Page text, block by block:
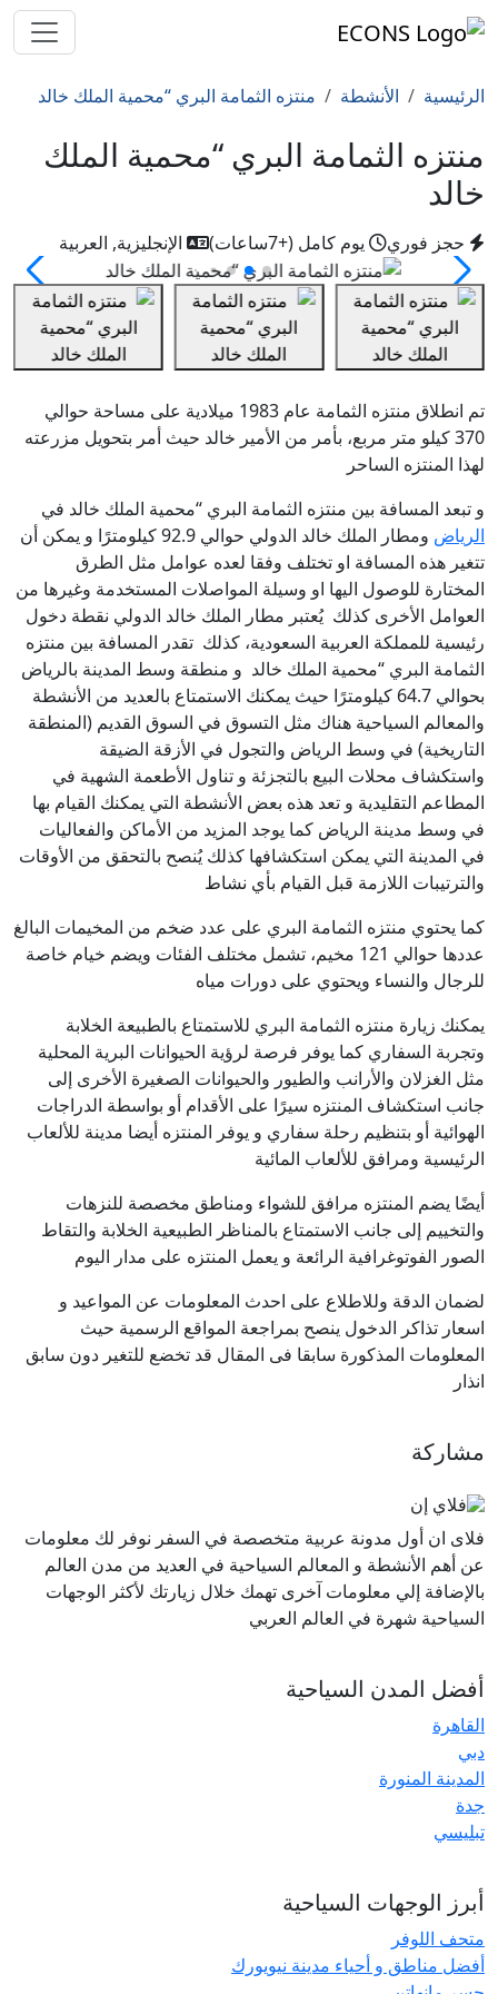
الرئيسية الأنشطة منتزه الثمامة البري “محمية الملك خالد
منتزه الثمامة البري “محمية الملك
خالد
حجز فوري يوم كامل (+7ساعات) الإنجليزية, العربية
تم انطلاق منتزه الثمامة عام 1983 ميلادية على مساحة حوالي
370 كيلو متر مربع، بأمر من الأمير خالد حيث أمر بتحويل مزرعته
لهذا المنتزه الساحر
و تبعد المسافة بين منتزه الثمامة البري “محمية الملك خالد في
الرياض
ومطار الملك خالد الدولي حوالي 92.9 كيلومترًا و يمكن أن
تتغير هذه المسافة او تختلف وفقا لعده عوامل مثل الطرق
المختارة للوصول اليها او وسيلة المواصلات المستخدمة وغيرها من
العوامل الأخرى كذلك يُعتبر مطار الملك خالد الدولي نقطة دخول
رئيسية للمملكة العربية السعودية، كذلك تقدر المسافة بين منتزه
الثمامة البري “محمية الملك خالد و منطقة وسط المدينة بالرياض
بحوالي 64.7 كيلومترًا حيث يمكنك الاستمتاع بالعديد من الأنشطة
والمعالم السياحية هناك مثل التسوق في السوق القديم (المنطقة
التاريخية) في وسط الرياض والتجول في الأزقة الضيقة
واستكشاف محلات البيع بالتجزئة و تناول الأطعمة الشهية في
المطاعم التقليدية و تعد هذه بعض الأنشطة التي يمكنك القيام بها
في وسط مدينة الرياض كما يوجد المزيد من الأماكن والفعاليات
في المدينة التي يمكن استكشافها كذلك يُنصح بالتحقق من الأوقات
والترتيبات اللازمة قبل القيام بأي نشاط
كما يحتوي منتزه الثمامة البري على عدد ضخم من المخيمات البالغ
عددها حوالي 121 مخيم، تشمل مختلف الفئات ويضم خيام خاصة
للرجال والنساء ويحتوي على دورات مياه
يمكنك زيارة منتزه الثمامة البري للاستمتاع بالطبيعة الخلابة
وتجربة السفاري كما يوفر فرصة لرؤية الحيوانات البرية المحلية
مثل الغزلان والأرانب والطيور والحيوانات الصغيرة الأخرى إلى
جانب استكشاف المنتزه سيرًا على الأقدام أو بواسطة الدراجات
الهوائية أو بتنظيم رحلة سفاري و يوفر المنتزه أيضا مدينة للألعاب
الرئيسية ومرافق للألعاب المائية
أيضًا يضم المنتزه مرافق للشواء ومناطق مخصصة للنزهات
والتخييم إلى جانب الاستمتاع بالمناظر الطبيعية الخلابة والتقاط
الصور الفوتوغرافية الرائعة و يعمل المنتزه على مدار اليوم
لضمان الدقة وللاطلاع على احدث المعلومات عن المواعيد و
اسعار تذاكر الدخول ينصح بمراجعة المواقع الرسمية حيث
المعلومات المذكورة سابقا فى المقال قد تخضع للتغير دون سابق
انذار
مشاركة
فلاى ان أول مدونة عربية متخصصة في السفر نوفر لك معلومات
عن أهم الأنشطة و المعالم السياحية في العديد من مدن العالم
بالإضافة إلي معلومات آخرى تهمك خلال زيارتك لأكثر الوجهات
السياحية شهرة في العالم العربي
أفضل المدن السياحية
القاهرة
دبي
المدينة المنورة
جدة
تبليسي
أبرز الوجهات السياحية
متحف اللوفر
أفضل مناطق و أحياء مدينة نيويورك